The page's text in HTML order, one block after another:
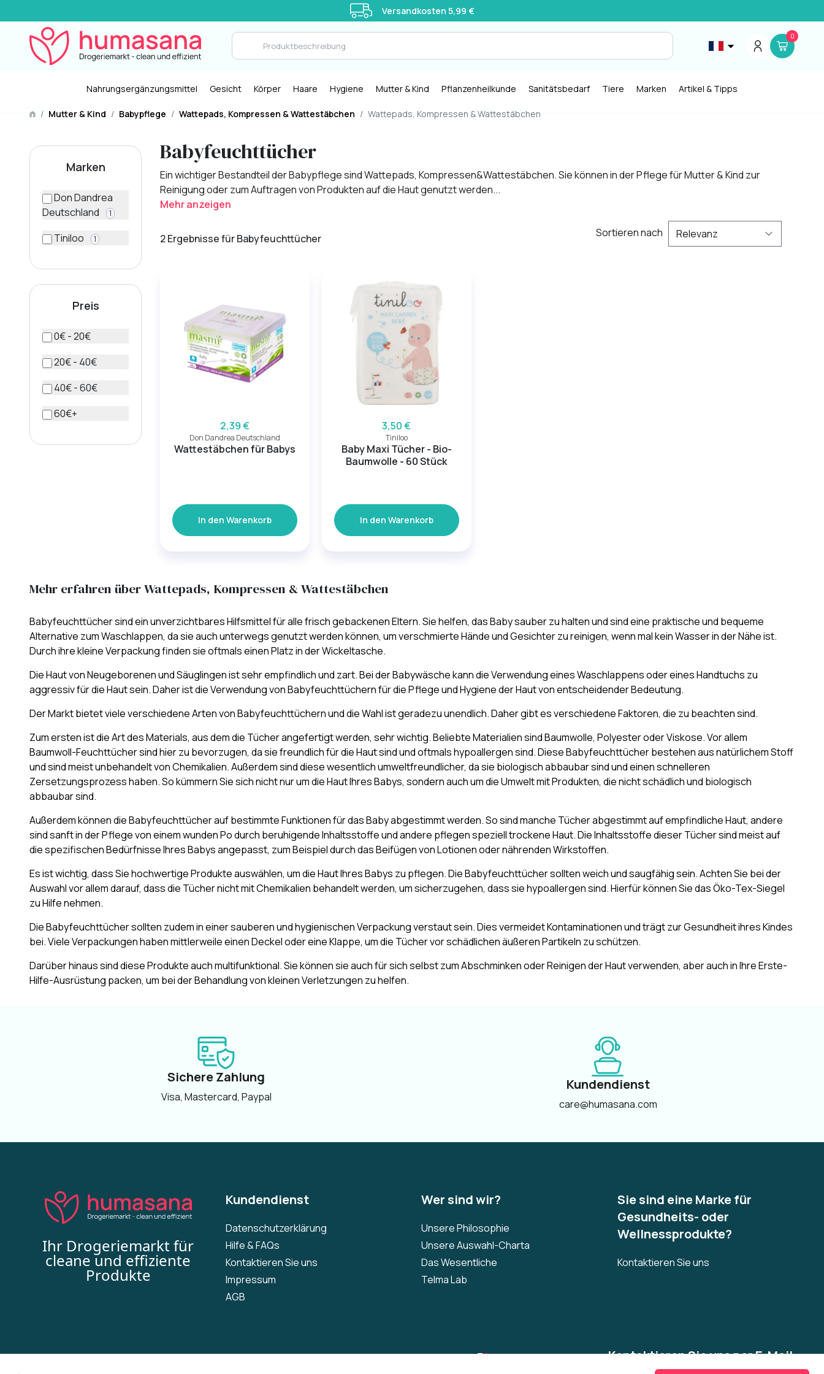
Versandkosten 5,99 €
0
Nahrungsergänzungsmittel Gesicht Körper Haare Hygiene Mutter & Kind Pflanzenheilkunde Sanitätsbedarf Tiere Marken Artikel & Tipps
/ Mutter & Kind / Babypflege / Wattepads, Kompressen & Wattestäbchen / Wattepads, Kompressen & Wattestäbchen
Marken
Don Dandrea
Deutschland
1
Tiniloo 1
Preis
0€ - 20€
20€ - 40€
40€ - 60€
60€+
Babyfeuchttücher
Ein wichtiger Bestandteil der Babypflege sind Wattepads, Kompressen&Wattestäbchen. Sie können in der Pflege für Mutter & Kind zur
Reinigung oder zum Auftragen von Produkten auf die Haut genutzt werden...
Mehr anzeigen
2 Ergebnisse für Babyfeuchttücher Sortieren nach
2,39 €
Don Dandrea Deutschland
Wattestäbchen für Babys
In den Warenkorb
3,50 €
Tiniloo
Baby Maxi Tücher - Bio-
Baumwolle - 60 Stück
In den Warenkorb
Mehr erfahren über Wattepads, Kompressen & Wattestäbchen
Babyfeuchttücher sind ein unverzichtbares Hilfsmittel für alle frisch gebackenen Eltern. Sie helfen, das Baby sauber zu halten und sind eine praktische und bequeme
Alternative zum Waschlappen, da sie auch unterwegs genutzt werden können, um verschmierte Hände und Gesichter zu reinigen, wenn mal kein Wasser in der Nähe ist.
Durch ihre kleine Verpackung finden sie oftmals einen Platz in der Wickeltasche.
Die Haut von Neugeborenen und Säuglingen ist sehr empfindlich und zart. Bei der Babywäsche kann die Verwendung eines Waschlappens oder eines Handtuchs zu
aggressiv für die Haut sein. Daher ist die Verwendung von Babyfeuchttüchern für die Pflege und Hygiene der Haut von entscheidender Bedeutung.
Der Markt bietet viele verschiedene Arten von Babyfeuchttüchern und die Wahl ist geradezu unendlich. Daher gibt es verschiedene Faktoren, die zu beachten sind.
Zum ersten ist die Art des Materials, aus dem die Tücher angefertigt werden, sehr wichtig. Beliebte Materialien sind Baumwolle, Polyester oder Viskose. Vor allem
Baumwoll-Feuchttücher sind hier zu bevorzugen, da sie freundlich für die Haut sind und oftmals hypoallergen sind. Diese Babyfeuchttücher bestehen aus natürlichem Stoff
und sind meist unbehandelt von Chemikalien. Außerdem sind diese wesentlich umweltfreundlicher, da sie biologisch abbaubar sind und einen schnelleren
Zersetzungsprozess haben. So kümmern Sie sich nicht nur um die Haut Ihres Babys, sondern auch um die Umwelt mit Produkten, die nicht schädlich und biologisch
abbaubar sind.
Außerdem können die Babyfeuchttücher auf bestimmte Funktionen für das Baby abgestimmt werden. So sind manche Tücher abgestimmt auf empfindliche Haut, andere
sind sanft in der Pflege von einem wunden Po durch beruhigende Inhaltsstoffe und andere pflegen speziell trockene Haut. Die Inhaltsstoffe dieser Tücher sind meist auf
die spezifischen Bedürfnisse Ihres Babys angepasst, zum Beispiel durch das Beifügen von Lotionen oder nährenden Wirkstoffen.
Es ist wichtig, dass Sie hochwertige Produkte auswählen, um die Haut Ihres Babys zu pflegen. Die Babyfeuchttücher sollten weich und saugfähig sein. Achten Sie bei der
Auswahl vor allem darauf, dass die Tücher nicht mit Chemikalien behandelt werden, um sicherzugehen, dass sie hypoallergen sind. Hierfür können Sie das Öko-Tex-Siegel
zu Hilfe nehmen.
Die Babyfeuchttücher sollten zudem in einer sauberen und hygienischen Verpackung verstaut sein. Dies vermeidet Kontaminationen und trägt zur Gesundheit ihres Kindes
bei. Viele Verpackungen haben mittlerweile einen Deckel oder eine Klappe, um die Tücher vor schädlichen äußeren Partikeln zu schützen.
Darüber hinaus sind diese Produkte auch multifunktional. Sie können sie auch für sich selbst zum Abschminken oder Reinigen der Haut verwenden, aber auch in Ihre Erste-
Hilfe-Ausrüstung packen, um bei der Behandlung von kleinen Verletzungen zu helfen.
Sichere Zahlung
Visa, Mastercard, Paypal
Kundendienst
care@humasana.com
Ihr Drogeriemarkt für
cleane und effiziente
Produkte
Kundendienst
Datenschutzerklärung
Hilfe & FAQs
Kontaktieren Sie uns
Impressum
AGB
Wer sind wir?
Unsere Philosophie
Unsere Auswahl-Charta
Das Wesentliche
Telma Lab
Sie sind eine Marke für
Gesundheits- oder
Wellnessprodukte?
Kontaktieren Sie uns
EUR
Kontaktieren Sie uns per E-Mail